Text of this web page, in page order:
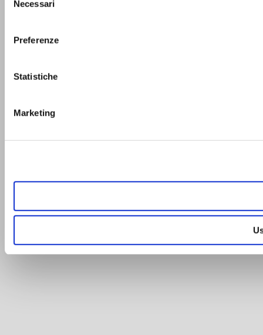
delNecessari
Preferenze
Statistiche
Marketing